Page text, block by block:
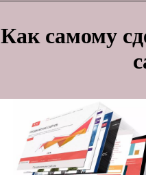
Как самому